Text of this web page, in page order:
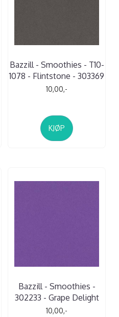
Bazzill - Smoothies - T10-
1078 - Flintstone - 303369
10,00,-
KJØP
Bazzill - Smoothies -
302233 - Grape Delight
10,00,-